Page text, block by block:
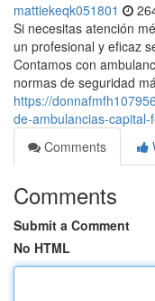
mattiekeqk051801
Si necesitas atención
un profesional y eficaz
Contamos con
normas de seguridad
https://
de-ambulancias-capital-
Comments
Comments
Submit a Comment
No HTML